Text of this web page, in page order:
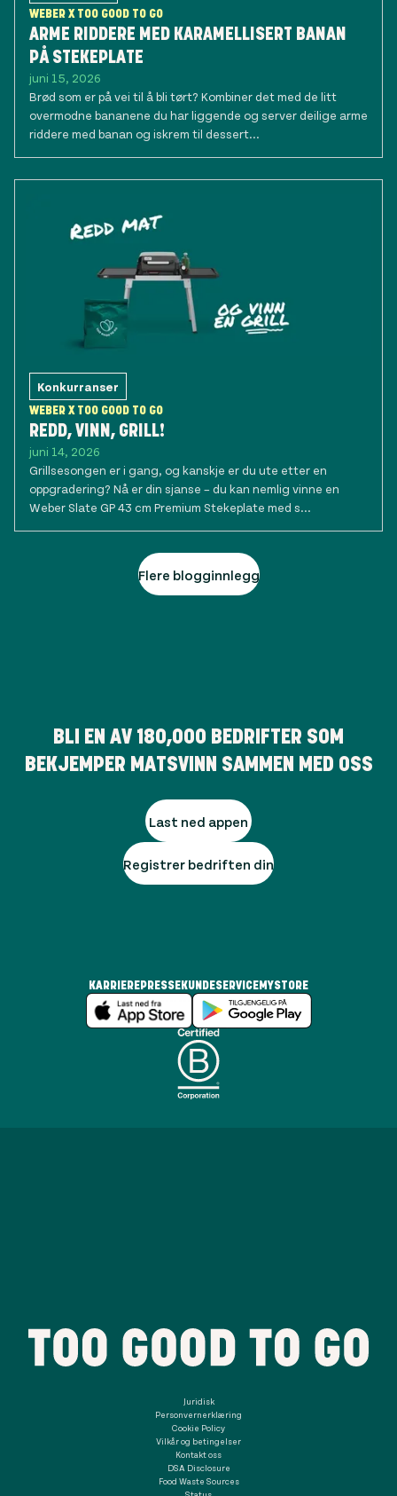
WEBER X TOO GOOD TO GO
ARME RIDDERE MED KARAMELLISERT BANAN
PÅ STEKEPLATE
juni 15, 2026
Brød som er på vei til å bli tørt? Kombiner det med de litt
overmodne bananene du har liggende og server deilige arme
riddere med banan og iskrem til dessert...
Konkurranser
WEBER X TOO GOOD TO GO
REDD, VINN, GRILL!
juni 14, 2026
Grillsesongen er i gang, og kanskje er du ute etter en
oppgradering? Nå er din sjanse – du kan nemlig vinne en
Weber Slate GP 43 cm Premium Stekeplate med s...
Flere blogginnlegg
BLI EN AV 180,000 BEDRIFTER SOM
BEKJEMPER MATSVINN SAMMEN MED OSS
Last ned appen
Registrer bedriften din
KARRIERE PRESSE KUNDESERVICE MYSTORE
Juridisk
Personvernerklæring
Cookie Policy
Vilkår og betingelser
Kontakt oss
DSA Disclosure
Food Waste Sources